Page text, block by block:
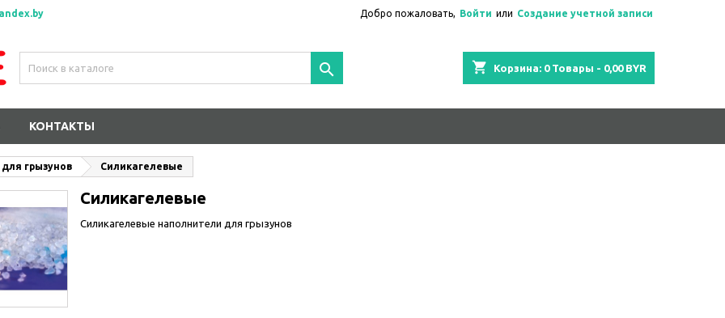
Добро пожаловать, Войти или Создание учетной записи
shopping_cart Корзина: 0Товары - 0,00 BYR

КОНТАКТЫ
грызунов Силикагелевые
Силикагелевые
Силикагелевые наполнители для грызунов